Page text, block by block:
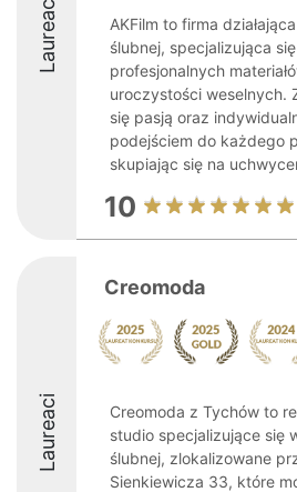
Laureaci
AKFilm to firma
ślubnej, specjalizująca
profesjonalnych
uroczystości weselnych.
się pasją oraz
podejściem do każdego
skupiając się na
10
Laureaci
Creomoda
Creomoda z Tychów to
studio specjalizujące się
ślubnej, zlokalizowane
Sienkiewicza 33, które